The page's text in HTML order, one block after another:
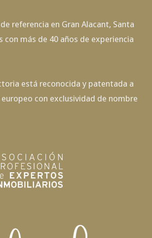
referencia en Gran Alacant, Santa
con más de 40 años de experiencia
está reconocida y patentada a
europeo con exclusividad de nombre